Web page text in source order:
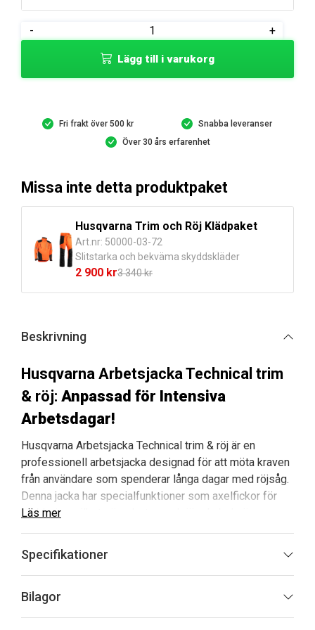
priset
1
826 kr.
priset
1
390 kr.
-
Husqvarna
trim
mängd
+
Lägg till i varukorg
Fri frakt över 500 kr
Snabba leveranser
Över 30 års erfarenhet
Missa inte detta produktpaket
Husqvarna Trim och Röj Klädpaket
Art.nr: 50000-03-72
Slitstarka och bekväma skyddskläder
3 340kr
Det
ursprungliga
var:
3
340 kr.
2 900 kr
Det
nuvarande
är:
2
900 kr.
Beskrivning
Husqvarna Arbetsjacka Technical trim
& röj: Anpassad för Intensiva
Arbetsdagar!
Husqvarna Arbetsjacka Technical trim & röj är en
professionell arbetsjacka designad för att möta kraven
från användare som spenderar långa dagar med röjsåg.
Denna jacka har specialfunktioner som axelfickor för
vaddering, vilket gör arbete med röjsele bekvämare.
Med ergonomiskt utformade element och 4-vägs
stretchmaterial, garanteras du utmärkt rörlighet och
komfort även under de mest krävande
Ventilationsfunktionerna säkerställer att du håller en
Läs mer
Specifikationer
Bilagor